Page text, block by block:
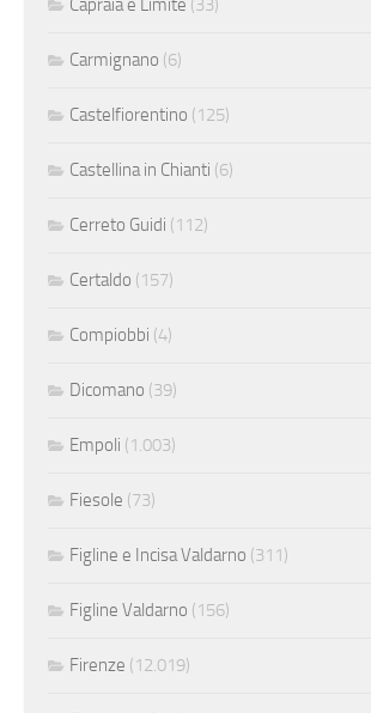
Capraia e Limite (33)
Carmignano (6)
Castelfiorentino (125)
Castellina in Chianti (6)
Cerreto Guidi (112)
Certaldo (157)
Compiobbi (4)
Dicomano (39)
Empoli (1.003)
Fiesole (73)
Figline e Incisa Valdarno (311)
Figline Valdarno (156)
Firenze (12.019)